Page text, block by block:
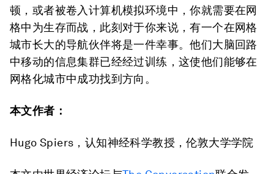
顿，或者被卷入计算机模拟环境中，你就需要在网
格中为生存而战，此刻对于你来说，有一个在网格
城市长大的导航伙伴将是一件幸事。他们大脑回路
中移动的信息集群已经经过训练，这使他们能够在
网格化城市中成功找到方向。
本文作者：
Hugo Spiers，认知神经科学教授，伦敦大学学院